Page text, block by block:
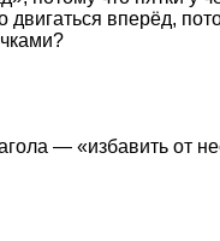
вперёд,
— «избавить от